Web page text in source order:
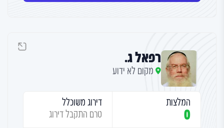
רפאל ג.
מקום לא ידוע
המלצות
0
דירוג משוכלל
טרם התקבל דירוג